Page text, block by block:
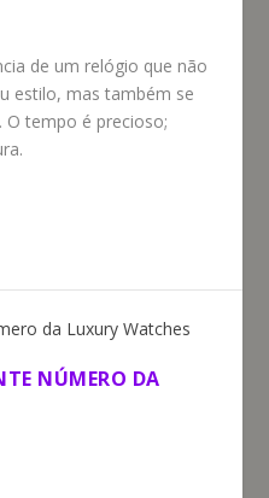
de um relógio que não
estilo, mas também se
tempo é precioso;
NÚMERO DA